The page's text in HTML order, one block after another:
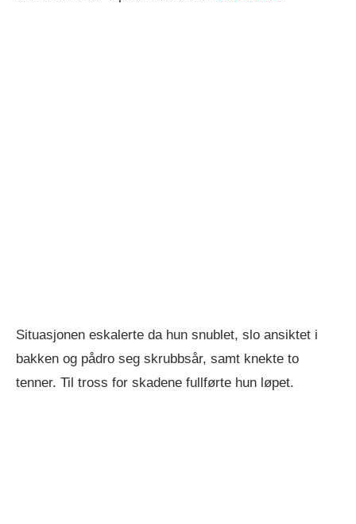
Situasjonen eskalerte da hun snublet, slo ansiktet i
bakken og pådro seg skrubbsår, samt knekte to
tenner. Til tross for skadene fullførte hun løpet.